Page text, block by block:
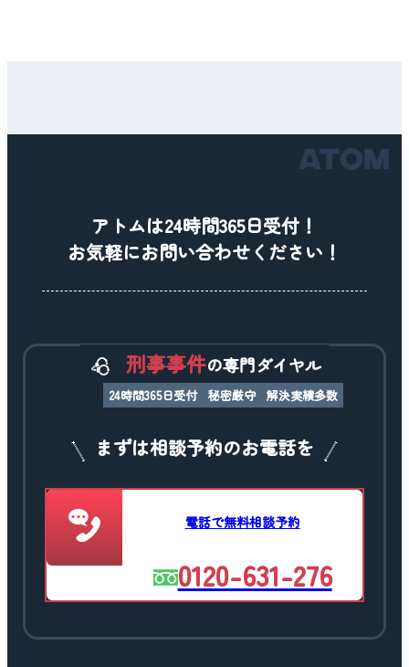
アトムは24時間365日受付！
お気軽にお問い合わせください！
刑事事件の専門ダイヤル
24時間365日受付 秘密厳守 解決実績多数
まずは相談予約のお電話を
電話で無料相談予約
0120-631-276